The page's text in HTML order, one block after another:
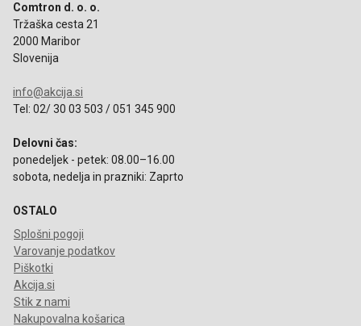
Comtron d. o. o.
Tržaška cesta 21
2000 Maribor
Slovenija
info@akcija.si
Tel: 02/ 30 03 503 / 051 345 900
Delovni čas:
ponedeljek - petek: 08.00–16.00
sobota, nedelja in prazniki: Zaprto
OSTALO
Splošni pogoji
Varovanje podatkov
Piškotki
Akcija.si
Stik z nami
Nakupovalna košarica